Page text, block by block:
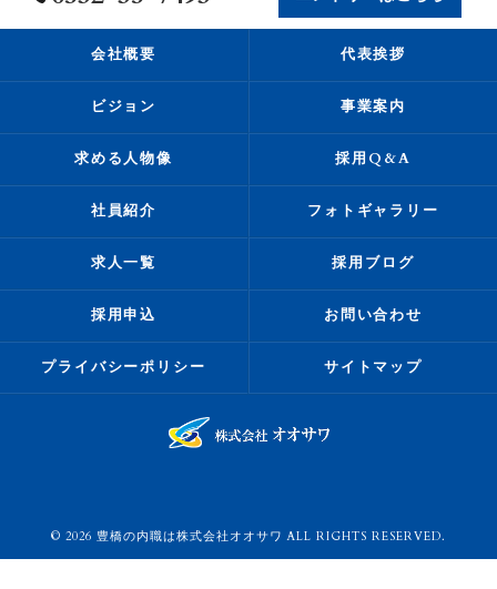
会社概要 代表挨拶
ビジョン 事業案内
求める人物像 採用Q&A
社員紹介 フォトギャラリー
求人一覧 採用ブログ
採用申込 お問い合わせ
プライバシーポリシー サイトマップ
© 2026 豊橋の内職は株式会社オオサワ ALL RIGHTS RESERVED.